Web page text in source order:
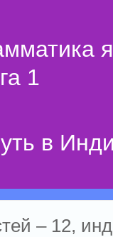
1
в
– 12,